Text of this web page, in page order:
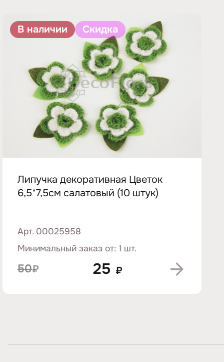
В наличии Скидка
Липучка декоративная Цветок
6,5*7,5см салатовый (10 штук)
Арт. 00025958
Минимальный заказ от: 1 шт.
50₽ 25 ₽